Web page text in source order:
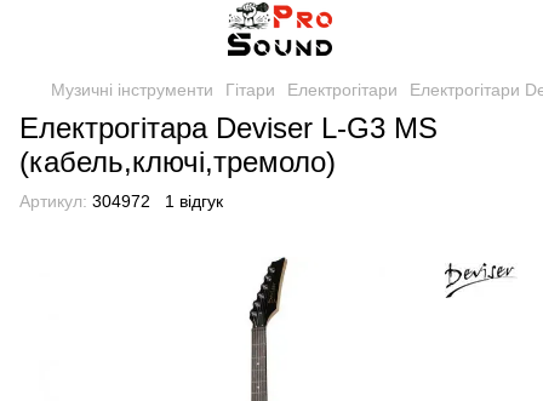
Музичні інструменти Гітари Електрогітари Електрогітари
Електрогітара Deviser L-G3 MS
(кабель,ключі,тремоло)
Артикул: 304972 1 відгук